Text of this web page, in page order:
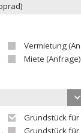
Vermietung (Angebot)
Miete (Anfrage)
Grundstück für Einfamilienhäuser
Grundstück für Versorgungseinrichtungen